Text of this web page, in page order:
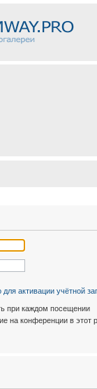
активации учётной
при каждом посещении
на конференции в этот